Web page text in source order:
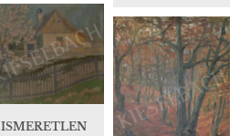
ISMERETLEN